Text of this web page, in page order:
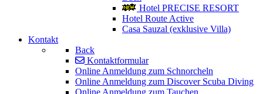
Hotel PRECISE RESORT
Hotel Route Active
Casa Sauzal (exklusive Villa)
Kontakt
Back
Kontaktformular
Online Anmeldung zum Schnorcheln
Online Anmeldung zum Discover Scuba Diving
Online Anmeldung zum Tauchen